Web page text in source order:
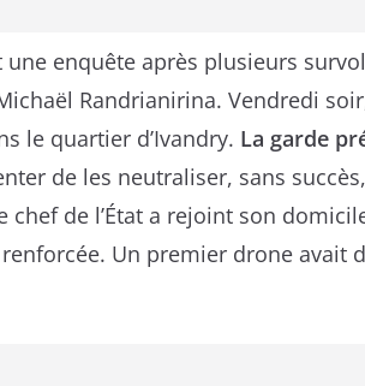
enquête après plusieurs
Randrianirina. Vendredi
le quartier d’Ivandry. La garde
de les neutraliser, sans
de l’État a rejoint son
Un premier drone avait